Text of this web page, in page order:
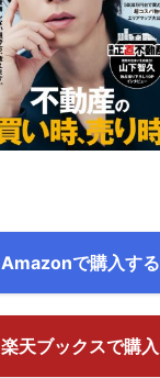
Amazonで購入する
楽天ブックスで購入